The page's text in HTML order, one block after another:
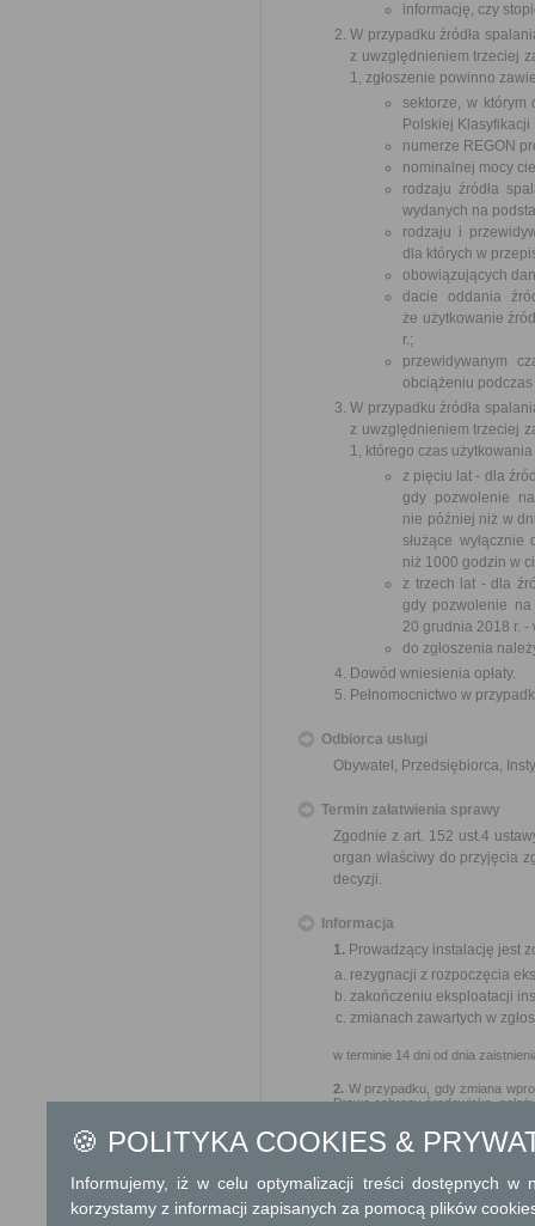
informację, czy
W przypadku źródła
z uwzględnieniem trzeciej
1, zgłoszenie powinno
sektorze, w którym
Polskiej Klasyfikacji
numerze REGON
nominalnej mocy
rodzaju źródła
wydanych na
rodzaju i
dla których w
obowiązujących
dacie oddania
że użytkowanie
r.;
przewidywanym
obciążeniu
W przypadku źródła
z uwzględnieniem trzeciej
1, którego czas
z pięciu lat - dla
gdy pozwolenie
nie później niż w
służące
niż 1000 godzin w
z trzech lat - dla
gdy pozwolenie
20 grudnia 2018 r.
do zgłoszenia
Dowód wniesienia opłaty.
Pełnomocnictwo w
Odbiorca usługi
Obywatel, Przedsiębiorca,
Termin załatwienia sprawy
Zgodnie z art. 152 ust.4
organ właściwy do przyjęcia
decyzji.
Informacja
1. Prowadzący instalację jest
rezygnacji z rozpoczęcia
zakończeniu eksploatacji
zmianach zawartych
w terminie 14 dni od dnia
2. W przypadku, gdy zmiana
Prawo ochrony środowiska,
Dodatkowe
Opłata
120 zł opłata skarbowa
🍪 POLITYKA COOKIES &
Informujemy, iż w celu optymalizacji treści dostępnych w
korzystamy z informacji zapisanych za pomocą plików